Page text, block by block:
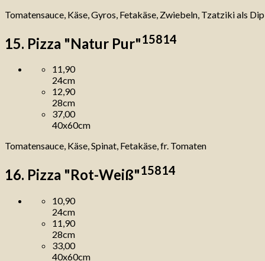
Tomatensauce, Käse, Gyros, Fetakäse, Zwiebeln, Tzatziki als Dip
15. Pizza "Natur Pur"15814
11,90
24cm
12,90
28cm
37,00
40x60cm
Tomatensauce, Käse, Spinat, Fetakäse, fr. Tomaten
16. Pizza "Rot-Weiß"15814
10,90
24cm
11,90
28cm
33,00
40x60cm